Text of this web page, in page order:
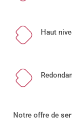
Haut
Notre offre de